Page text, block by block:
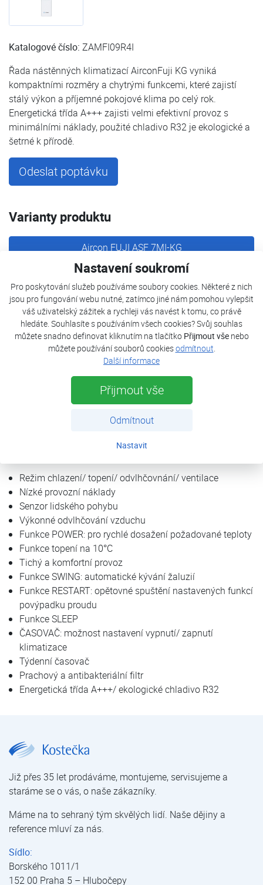
Nastavení soukromí
Pro poskytování služeb používáme soubory cookies. Některé z nich
jsou pro fungování webu nutné, zatímco jiné nám pomohou vylepšit
váš uživatelský zážitek a rychleji vás navést k tomu, co právě
hledáte. Souhlasíte s používáním všech cookies? Svůj souhlas
můžete snadno definovat kliknutím na tlačítko Přijmout všenebo
můžete používání souborů cookiesodmítnout
Další informace
Přijmout vše
Odmítnout
Nastavit
Katalogové číslo: ZAMFI09R4I
Řada nástěnných klimatizací AirconFuji KG vyniká
kompaktními rozměry a chytrými funkcemi, které zajistí
stálý výkon a příjemné pokojové klima po celý rok.
Energetická třída A+++ zajisti velmi efektivní provoz s
minimálními náklady, použité chladivo R32 je ekologické a
šetrné k přírodě.
Odeslat poptávku
Varianty produktu
Aircon FUJI ASF 7MI-KG
Aircon FUJI ASF 09MI-KG
Aircon FUJI ASF 14MI-KG
Popis
Parametry
Režim chlazení/ topení/ odvlhčovnání/ ventilace
Nízké provozní náklady
Senzor lidského pohybu
Výkonné odvlhčování vzduchu
Funkce POWER: pro rychlé dosažení požadované teploty
Funkce topení na 10°C
Tichý a komfortní provoz
Funkce SWING: automatické kývání žaluzií
Funkce RESTART: opětovné spuštění nastavených funkcí
povýpadku proudu
Funkce SLEEP
ČASOVAČ: možnost nastavení vypnutí/ zapnutí
klimatizace
Týdenní časovač
Prachový a antibakteriální filtr
Energetická třída A+++/ ekologické chladivo R32
Již přes 35 let prodáváme, montujeme, servisujeme a
staráme se o vás, o naše zákazníky.
Máme na to sehraný tým skvělých lidí. Naše dějiny a
reference mluví za nás.
Sídlo:
Borského 1011/1
152 00 Praha 5 – Hlubočepy